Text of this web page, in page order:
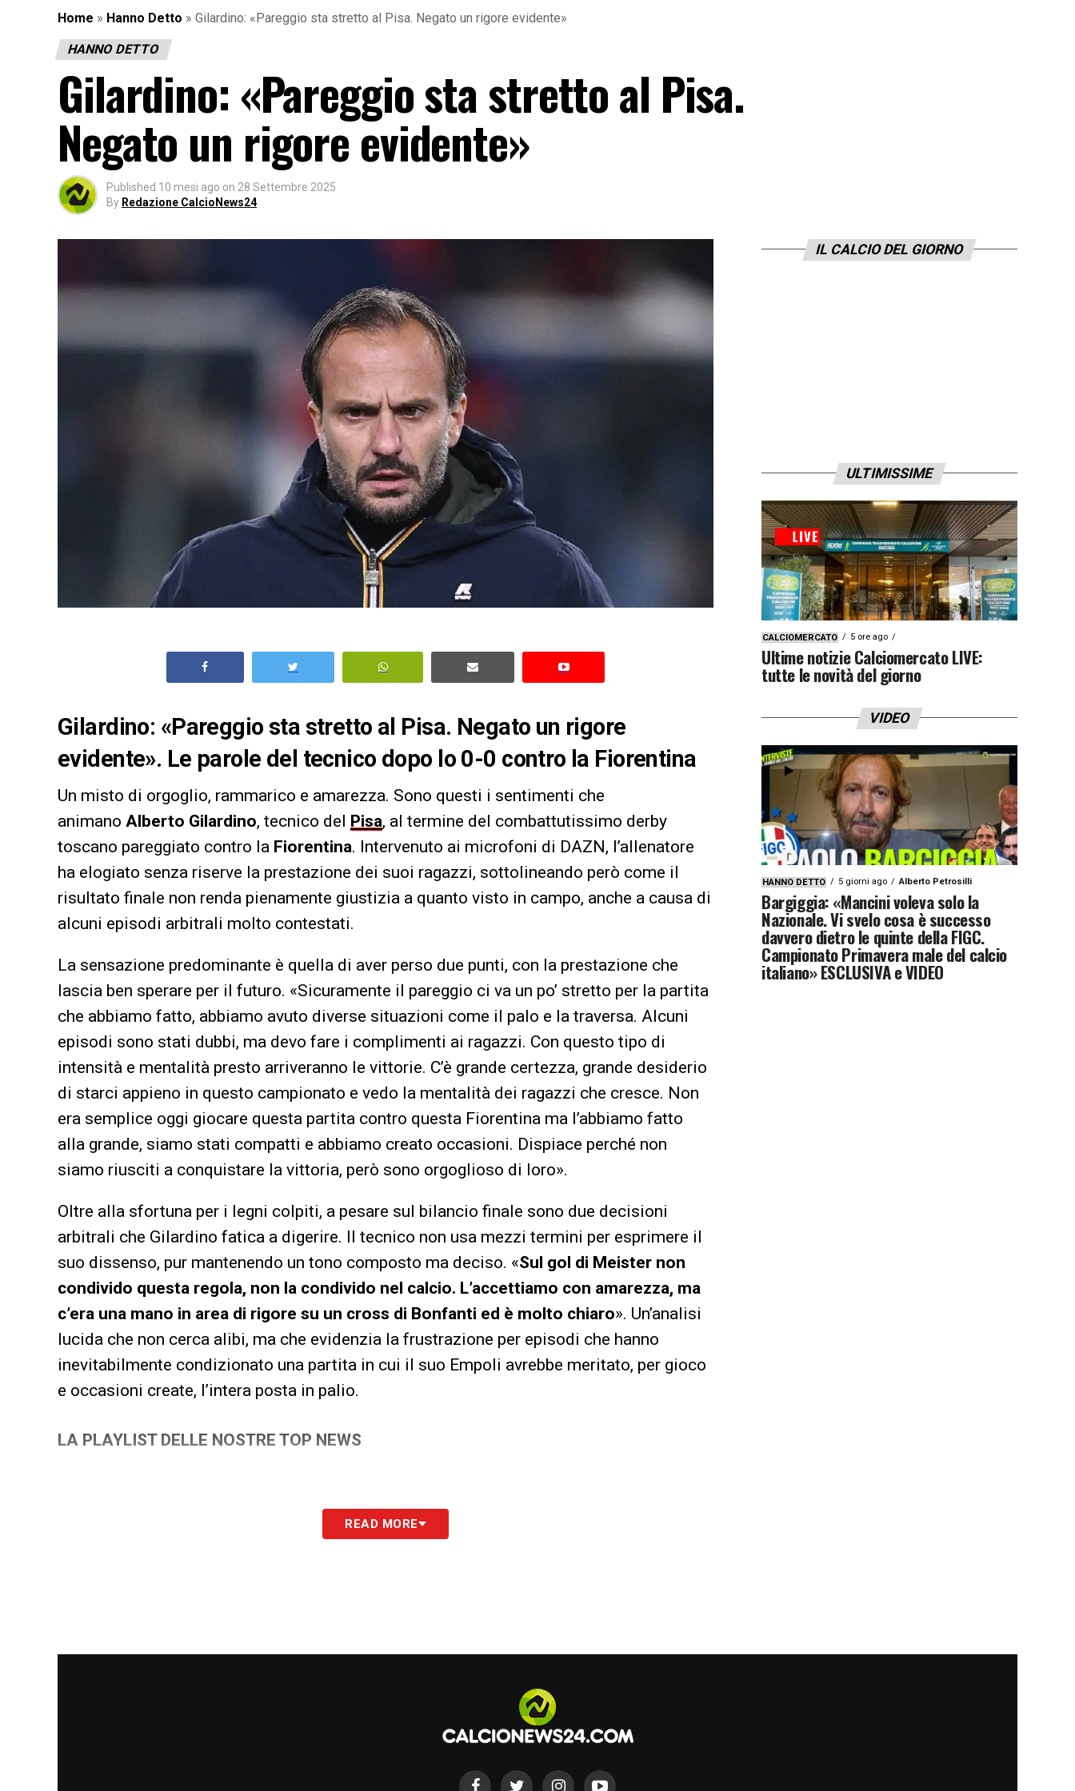
Home » Hanno Detto » Gilardino: «Pareggio sta stretto al Pisa. Negato un rigore evidente»
HANNO DETTO
Gilardino: «Pareggio sta stretto al Pisa.
Negato un rigore evidente»
Published 10 mesi ago on 28 Settembre 2025
By Redazione CalcioNews24
Gilardino: «Pareggio sta stretto al Pisa. Negato un rigore
evidente». Le parole del tecnico dopo lo 0-0 contro la Fiorentina
Un misto di orgoglio, rammarico e amarezza. Sono questi i sentimenti che
animano Alberto Gilardino, tecnico del Pisa, al termine del combattutissimo derby
toscano pareggiato contro la Fiorentina. Intervenuto ai microfoni di DAZN, l’allenatore
ha elogiato senza riserve la prestazione dei suoi ragazzi, sottolineando però come il
risultato finale non renda pienamente giustizia a quanto visto in campo, anche a causa di
alcuni episodi arbitrali molto contestati.
La sensazione predominante è quella di aver perso due punti, con la prestazione che
lascia ben sperare per il futuro. «Sicuramente il pareggio ci va un po’ stretto per la partita
che abbiamo fatto, abbiamo avuto diverse situazioni come il palo e la traversa. Alcuni
episodi sono stati dubbi, ma devo fare i complimenti ai ragazzi. Con questo tipo di
intensità e mentalità presto arriveranno le vittorie. C’è grande certezza, grande desiderio
di starci appieno in questo campionato e vedo la mentalità dei ragazzi che cresce. Non
era semplice oggi giocare questa partita contro questa Fiorentina ma l’abbiamo fatto
alla grande, siamo stati compatti e abbiamo creato occasioni. Dispiace perché non
siamo riusciti a conquistare la vittoria, però sono orgoglioso di loro».
Oltre alla sfortuna per i legni colpiti, a pesare sul bilancio finale sono due decisioni
arbitrali che Gilardino fatica a digerire. Il tecnico non usa mezzi termini per esprimere il
suo dissenso, pur mantenendo un tono composto ma deciso. «Sul gol di Meister non
condivido questa regola, non la condivido nel calcio. L’accettiamo con amarezza, ma
c’era una mano in area di rigore su un cross di Bonfanti ed è molto chiaro». Un’analisi
lucida che non cerca alibi, ma che evidenzia la frustrazione per episodi che hanno
inevitabilmente condizionato una partita in cui il suo Empoli avrebbe meritato, per gioco
e occasioni create, l’intera posta in palio.
LA PLAYLIST DELLE NOSTRE TOP NEWS
READ MORE
IL CALCIO DEL GIORNO
ULTIMISSIME
CALCIOMERCATO 5 ore ago
Ultime notizie Calciomercato LIVE:
tutte le novità del giorno
VIDEO
HANNO DETTO 5 giorni ago Alberto Petrosilli
Bargiggia: «Mancini voleva solo la
Nazionale. Vi svelo cosa è successo
davvero dietro le quinte della FIGC.
Campionato Primavera male del calcio
italiano» ESCLUSIVA e VIDEO